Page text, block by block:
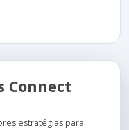
Connect
estratégias para